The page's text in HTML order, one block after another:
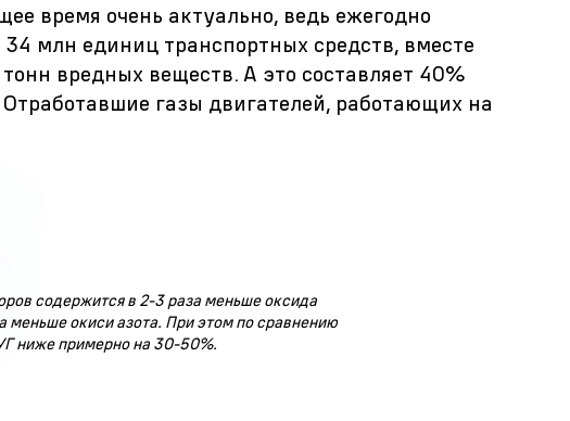
время очень актуально, ведь ежегодно
млн единиц транспортных средств, вместе
вредных веществ. А это составляет 40%
газы двигателей, работающих на
содержится в 2-3раза меньше оксида
меньше окиси азота. При этом по сравнению
ниже примерно на 30-50%.